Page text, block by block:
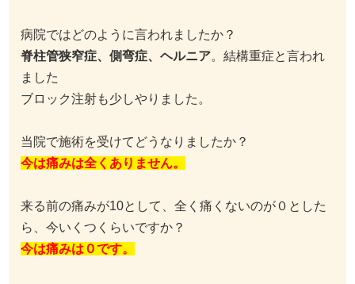
病院ではどのように言われましたか？
脊柱管狭窄症、側弯症、ヘルニア。結構重症と言われ
ました
ブロック注射も少しやりました。
当院で施術を受けてどうなりましたか？
今は痛みは全くありません。
来る前の痛みが10として、全く痛くないのが０とした
ら、今いくつくらいですか？
今は痛みは０です。